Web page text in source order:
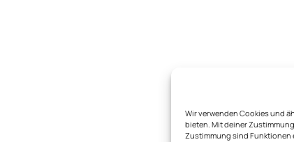
Wir verwenden Cookies und
bieten. Mit deiner
Zustimmung sind Funktionen